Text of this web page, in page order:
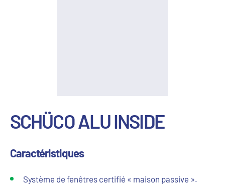
SCHÜCO ALU INSIDE
Caractéristiques
Système de fenêtres certifié « maison passive ».